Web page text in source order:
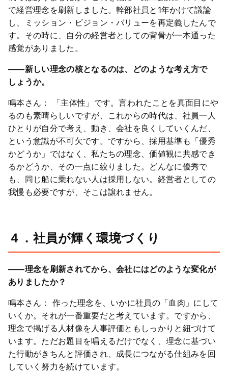
で経営理念を刷新しました。幹部社員と1年かけて議論
し、ミッション・ビジョン・バリューを再定義したんで
す。その時に、自分の経営者としての背骨が一本通った
感覚がありました。
――新しい理念の核となるのは、どのような考え方で
しょうか。
鳴本さん： 「主体性」です。言われたことを真面目にや
るのも素晴らしいですが、これからの時代は、社員一人
ひとりが自分で考え、動き、会社を良くしていくんだ、
という意識が不可欠です。ですから、採用基準も「優秀
かどうか」ではなく、私たちの理念、価値観に共感でき
るかどうか、その一点に絞りました。どんなに優秀で
も、同じ船に乗れない人は採用しない。経営者としての
我慢も必要ですが、そこは譲れません。
４．社員が輝く環境づくり
――理念を刷新されてから、会社にはどのような変化が
ありましたか？
鳴本さん： 作った理念を、いかに社員の「血肉」にして
いくか。それが一番重要だと考えています。ですから、
理念で掲げる人材像を人事評価ともしっかりと紐づけて
います。ただお題目を唱えるだけでなく、理念に基づい
た行動がきちんと評価され、成長につながる仕組みを回
していく努力を続けています。